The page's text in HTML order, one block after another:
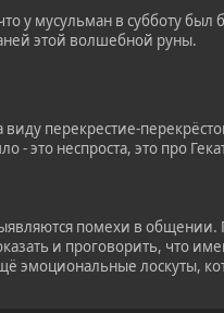
у мусульман в субботу
этой волшебной руны.
перекрестие-
- это неспроста, это про
помехи в общении.
и проговорить, что
эмоциональные лоскуты,